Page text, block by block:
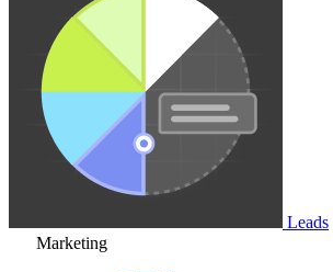
Leads
Marketing